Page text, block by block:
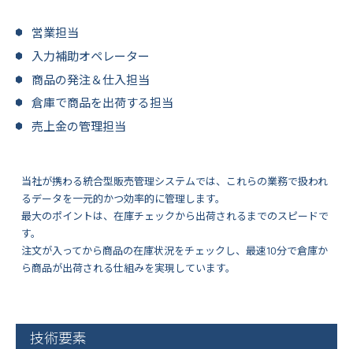
営業担当
入力補助オペレーター
商品の発注＆仕入担当
倉庫で商品を出荷する担当
売上金の管理担当
当社が携わる統合型販売管理システムでは、これらの業務で扱われ
るデータを一元的かつ効率的に管理します。
最大のポイントは、在庫チェックから出荷されるまでのスピードで
す。
注文が入ってから商品の在庫状況をチェックし、最速10分で倉庫か
ら商品が出荷される仕組みを実現しています。
技術要素